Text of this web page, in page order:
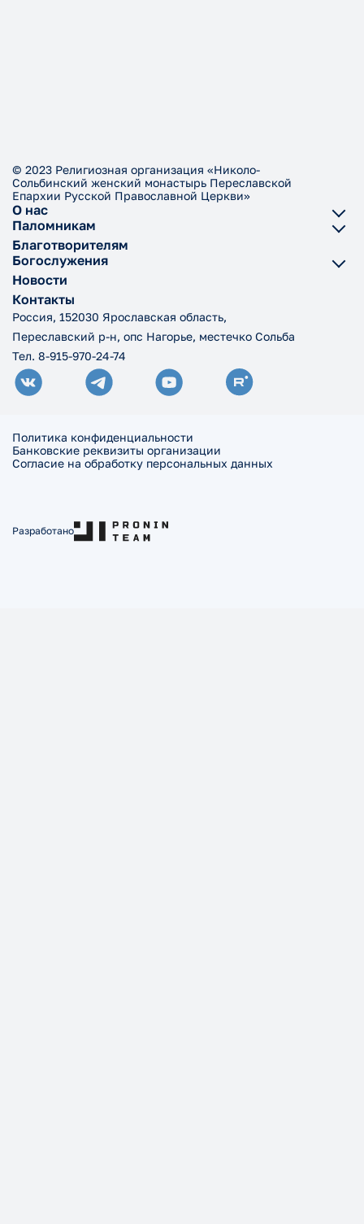
© 2023 Религиозная организация «Николо-
Сольбинский женский монастырь Переславской
Епархии Русской Православной Церкви»
О нас
Паломникам
Благотворителям
Богослужения
Новости
Контакты
Россия, 152030 Ярославская область,
Переславский р-н, опс Нагорье, местечко Сольба
Тел. 8-915-970-24-74
Политика конфиденциальности
Банковские реквизиты организации
Согласие на обработку персональных данных
Разработано